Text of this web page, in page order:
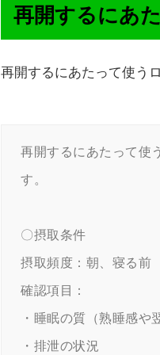
再開するにあ
再開するにあたって使う
再開するにあたって使
す。
〇摂取条件
摂取頻度：朝、寝る前
確認項目：
・睡眠の質（熟睡感や
・排泄の状況